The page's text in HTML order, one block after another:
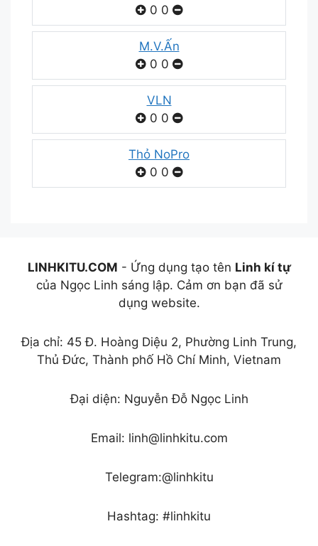
0 0
M.V.Ấn
0 0
VLN
0 0
Thỏ NoPro
0 0
LINHKITU.COM - Ứng dụng tạo tên Linh kí tự
của Ngọc Linh sáng lập. Cảm ơn bạn đã sử
dụng website.
Địa chỉ: 45 Đ. Hoàng Diệu 2, Phường Linh Trung,
Thủ Đức, Thành phố Hồ Chí Minh, Vietnam
Đại diện: Nguyễn Đỗ Ngọc Linh
Email: linh@linhkitu.com
Telegram:@linhkitu
Hashtag: #linhkitu